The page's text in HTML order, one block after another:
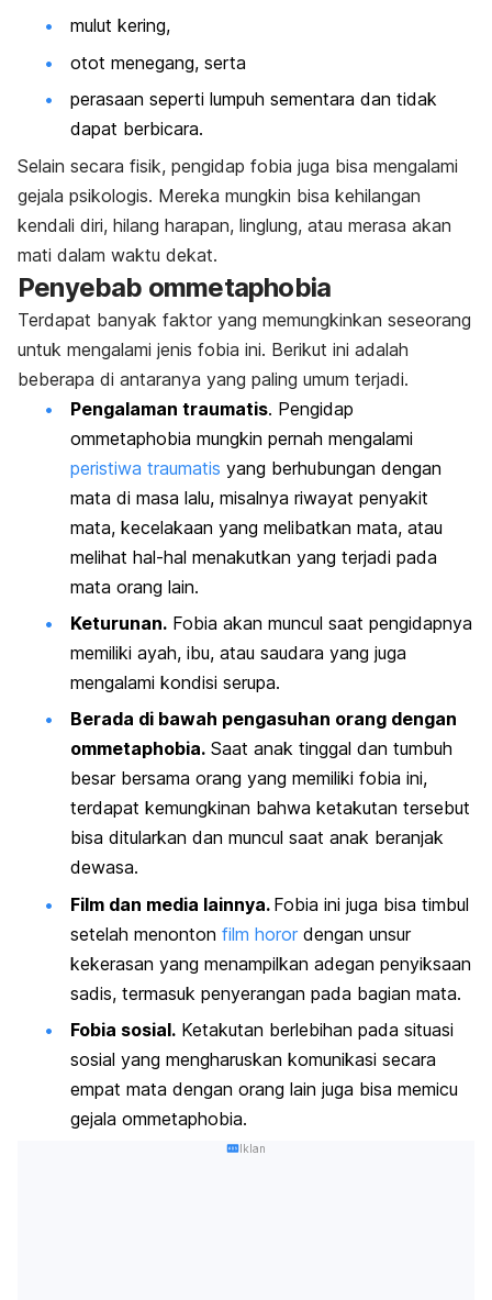
mulut kering,
otot menegang, serta
perasaan seperti lumpuh sementara dan tidak
dapat berbicara.
Selain secara fisik, pengidap fobia juga bisa mengalami
gejala psikologis. Mereka mungkin bisa kehilangan
kendali diri, hilang harapan, linglung, atau merasa akan
mati dalam waktu dekat.
Penyebab ommetaphobia
Terdapat banyak faktor yang memungkinkan seseorang
untuk mengalami jenis fobia ini. Berikut ini adalah
beberapa di antaranya yang paling umum terjadi.
Pengalaman traumatis. Pengidap
ommetaphobia mungkin pernah mengalami
peristiwa traumatis yang berhubungan dengan
mata di masa lalu, misalnya riwayat penyakit
mata, kecelakaan yang melibatkan mata, atau
melihat hal-hal menakutkan yang terjadi pada
mata orang lain.
Keturunan. Fobia akan muncul saat pengidapnya
memiliki ayah, ibu, atau saudara yang juga
mengalami kondisi serupa.
Berada di bawah pengasuhan orang dengan
ommetaphobia. Saat anak tinggal dan tumbuh
besar bersama orang yang memiliki fobia ini,
terdapat kemungkinan bahwa ketakutan tersebut
bisa ditularkan dan muncul saat anak beranjak
dewasa.
Film dan media lainnya. Fobia ini juga bisa timbul
setelah menonton film horor dengan unsur
kekerasan yang menampilkan adegan penyiksaan
sadis, termasuk penyerangan pada bagian mata.
Fobia sosial. Ketakutan berlebihan pada situasi
sosial yang mengharuskan komunikasi secara
empat mata dengan orang lain juga bisa memicu
gejala ommetaphobia.
Iklan